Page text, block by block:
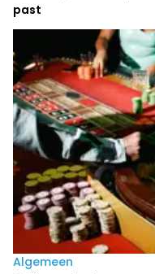
past
Algemeen